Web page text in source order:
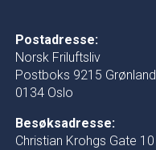
Postadresse:
Norsk Friluftsliv
Postboks 9215 Grønland
0134 Oslo
Besøksadresse:
Christian Krohgs Gate 10